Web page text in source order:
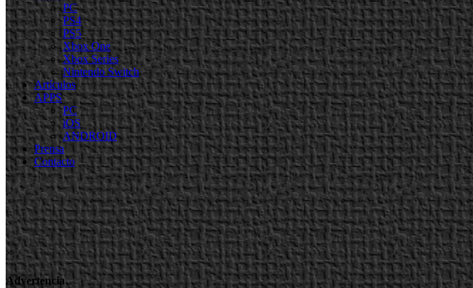
PC
PS4
PS5
Xbox One
Xbox Series
Nintendo Switch
Artículos
APPS
PC
iOS
ANDROID
Prensa
Contacto
×
Advertencia